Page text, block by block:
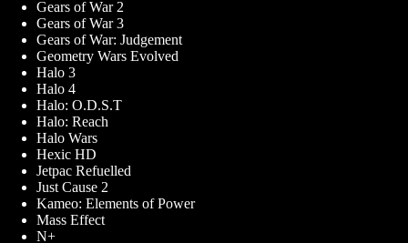
Gears of War 2
Gears of War 3
Gears of War: Judgement
Geometry Wars Evolved
Halo 3
Halo 4
Halo: O.D.S.T
Halo: Reach
Halo Wars
Hexic HD
Jetpac Refuelled
Just Cause 2
Kameo: Elements of Power
Mass Effect
N+